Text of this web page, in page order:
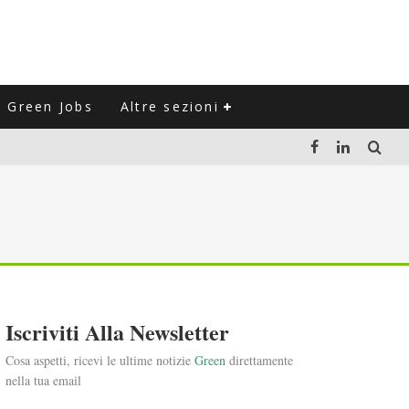
Green Jobs Altre sezioni
Iscriviti Alla Newsletter
Cosa aspetti, ricevi le ultime notizie Green direttamente
nella tua email